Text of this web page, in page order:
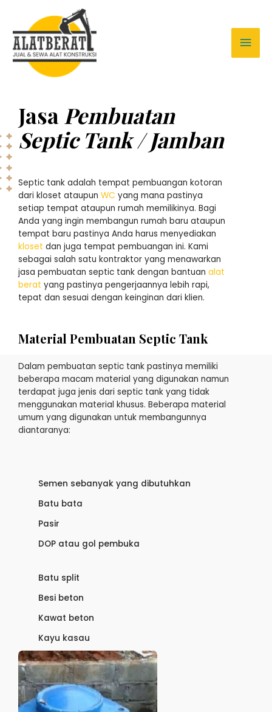
Jasa Pembuatan
Septic Tank / Jamban
Septic tank adalah tempat pembuangan kotoran
dari kloset ataupun WC yang mana pastinya
setiap tempat ataupun rumah memilikinya. Bagi
Anda yang ingin membangun rumah baru ataupun
tempat baru pastinya Anda harus menyediakan
kloset dan juga tempat pembuangan ini. Kami
sebagai salah satu kontraktor yang menawarkan
jasa pembuatan septic tank dengan bantuan alat
berat yang pastinya pengerjaannya lebih rapi,
tepat dan sesuai dengan keinginan dari klien.
Material Pembuatan Septic Tank
Dalam pembuatan septic tank pastinya memiliki
beberapa macam material yang digunakan namun
terdapat juga jenis dari septic tank yang tidak
menggunakan material khusus. Beberapa material
umum yang digunakan untuk membangunnya
diantaranya:
Semen sebanyak yang dibutuhkan
Batu bata
Pasir
DOP atau gol pembuka
Batu split
Besi beton
Kawat beton
Kayu kasau